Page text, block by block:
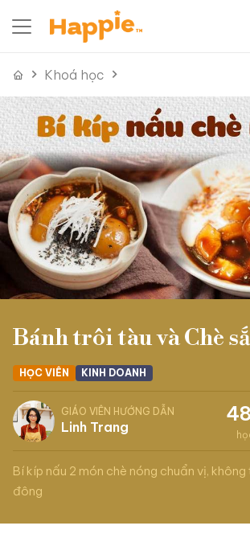
Khoá học
Bánh trôi tàu và Chè
HỌC VIÊN KINH DOANH
GIÁO VIÊN HƯỚNG DẪN
Linh Trang
Bí kíp nấu 2 món chè nóng chuẩn vị,
đông